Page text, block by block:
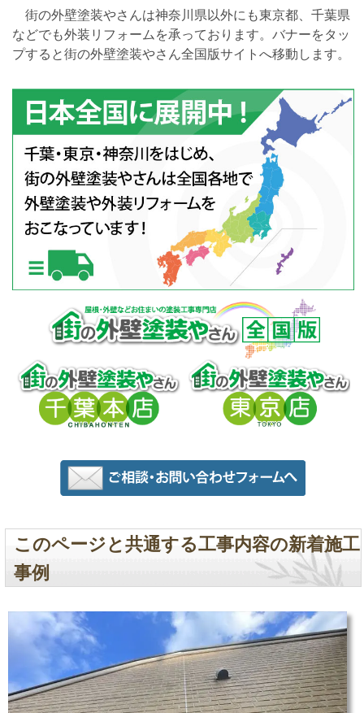
街の外壁塗装やさんは神奈川県以外にも東京都、千葉県
などでも外装リフォームを承っております。バナーをタッ
プすると街の外壁塗装やさん全国版サイトへ移動します。
このページと共通する工事内容の新着施工
事例